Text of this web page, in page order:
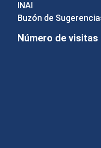
INAI
Buzón de
Número de visitas